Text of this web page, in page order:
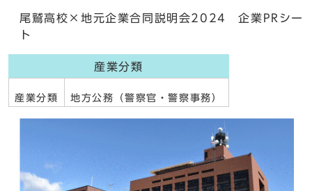
尾鷲高校×地元企業合同説明会2024 企業PRシー
ト
産業分類
産業分類 地方公務（警察官・警察事務）